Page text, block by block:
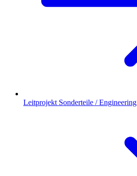
Leitprojekt Sonderteile / Engineering